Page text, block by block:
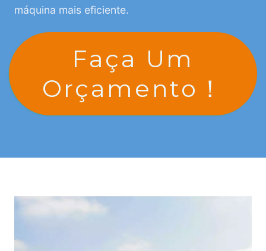
máquina mais eficiente.
Faça Um
Orçamento！